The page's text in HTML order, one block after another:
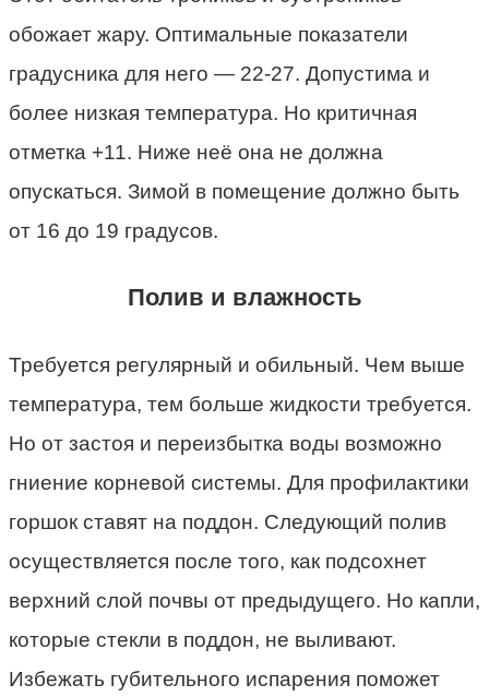
обожает жару. Оптимальные показатели
градусника для него — 22-27. Допустима и
более низкая температура. Но критичная
отметка +11. Ниже неё она не должна
опускаться. Зимой в помещение должно быть
от 16 до 19 градусов.
Полив и влажность
Требуется регулярный и обильный. Чем выше
температура, тем больше жидкости требуется.
Но от застоя и переизбытка воды возможно
гниение корневой системы. Для профилактики
горшок ставят на поддон. Следующий полив
осуществляется после того, как подсохнет
верхний слой почвы от предыдущего. Но капли,
которые стекли в поддон, не выливают.
Избежать губительного испарения поможет